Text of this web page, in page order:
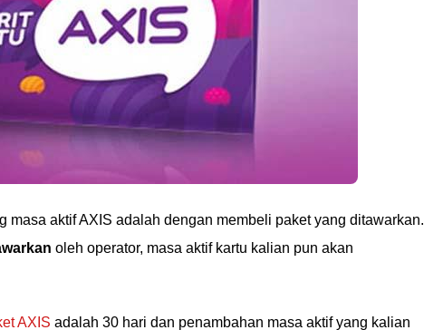
masa aktif AXIS adalah dengan membeli paket yang ditawarkan.
oleh operator, masa aktif kartu kalian pun akan
AXIS adalah 30 hari dan penambahan masa aktif yang kalian